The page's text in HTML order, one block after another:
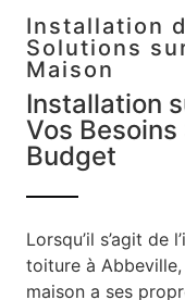
Installation
Solutions
Maison
Installation
Vos
Budget
Lorsqu’il s’agit de
toiture à
maison a ses